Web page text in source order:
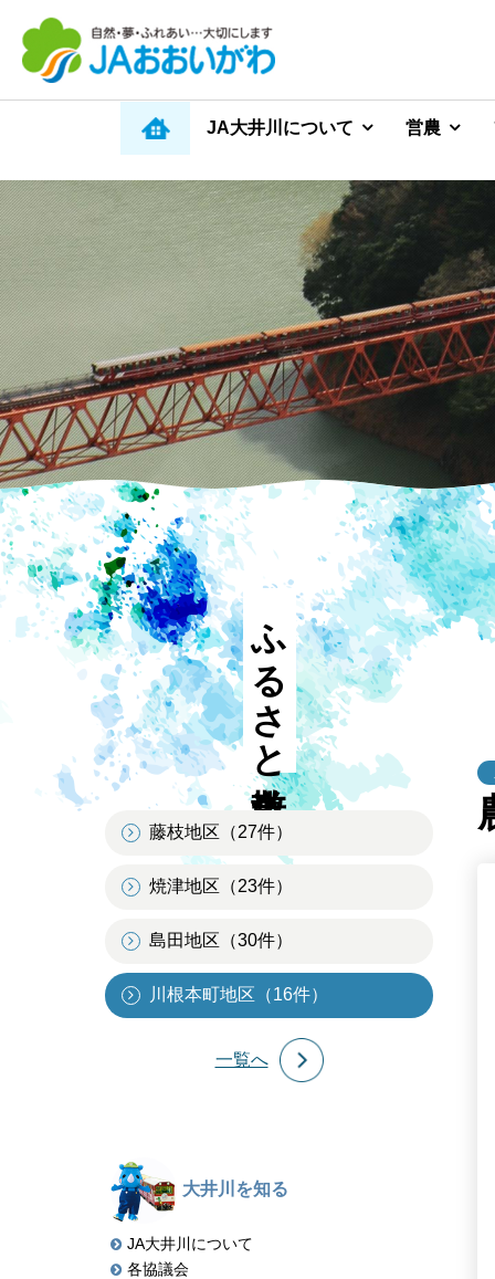
JA大井川について 営農
ふるさと散歩道
藤枝地区（27件）
焼津地区（23件）
島田地区（30件）
川根本町地区（16件）
一覧へ
大井川を知る
JA大井川について
各協議会